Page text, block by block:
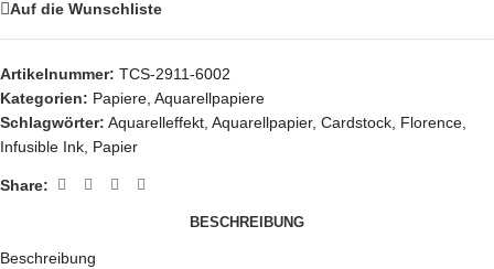
Auf die Wunschliste
Artikelnummer: TCS-2911-6002
Kategorien: Papiere Aquarellpapiere
Schlagwörter: Aquarelleffekt Aquarellpapier, Cardstock Florence
Infusible Ink Papier
Share:
BESCHREIBUNG
Beschreibung